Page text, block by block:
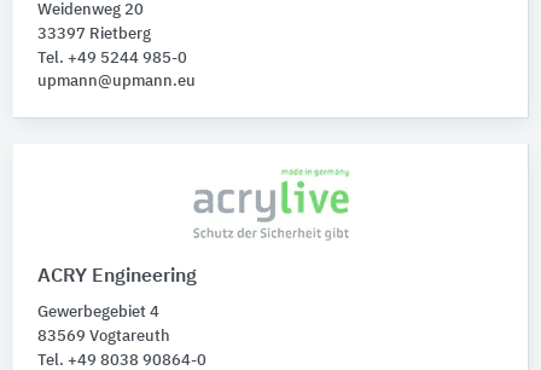
Weidenweg 20
33397 Rietberg
Tel. +49 5244 985-0
upmann@upmann.eu
ACRY Engineering
Gewerbegebiet 4
83569 Vogtareuth
Tel. +49 8038 90864-0